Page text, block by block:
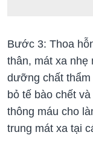
Bước 3: Thoa
thân, mát xa nhẹ
dưỡng chất thẩm
bỏ tế bào chết
thông máu cho
trung mát xa tại